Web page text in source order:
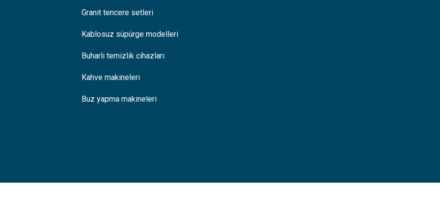
Granit tencere setleri
Kablosuz süpürge modelleri
Buharlı temizlik cihazları
Kahve makineleri
Buz yapma makineleri